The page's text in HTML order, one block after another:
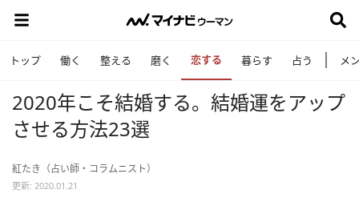
トップ 働く 整える 磨く 恋する 暮らす 占う メ
2020年こそ結婚する。結婚運をアップ
させる方法23選
紅たき（占い師・コラムニスト）
更新: 2020.01.21